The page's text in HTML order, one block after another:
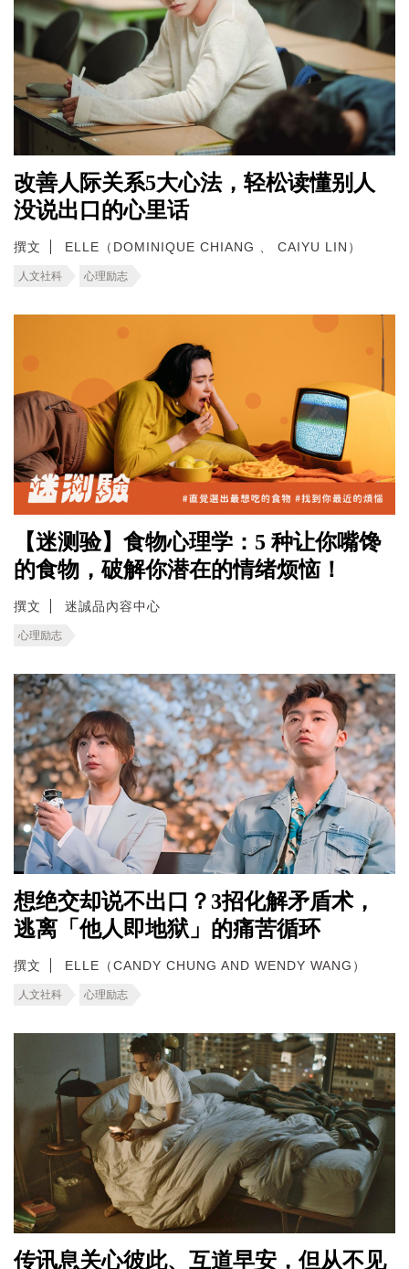
改善人际关系5大心法，轻松读懂别人
没说出口的心里话
撰文 ELLE（DOMINIQUE CHIANG 、 CAIYU LIN）
人文社科 心理励志
【迷测验】食物心理学：5 种让你嘴馋
的食物，破解你潜在的情绪烦恼！
撰文 迷誠品內容中心
心理励志
想绝交却说不出口？3招化解矛盾术，
逃离「他人即地狱」的痛苦循环
撰文 ELLE（CANDY CHUNG AND WENDY WANG）
人文社科 心理励志
传讯息关心彼此、互道早安，但从不见